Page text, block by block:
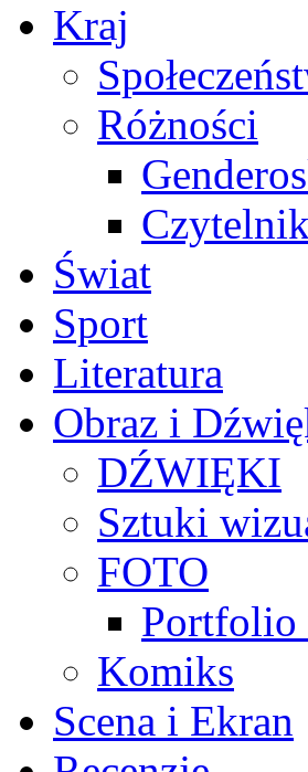
Kraj
Różności
Świat
Sport
Literatura
Obraz i
DŹWIĘKI
Sztuki
FOTO
Portfolio
Komiks
Scena i Ekran